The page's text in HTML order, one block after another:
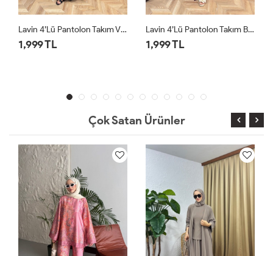
Lavin 4’lü Pantolon Takım Bordo
1,999 TL
Lavin 4’lü Pantolon Takım Siyah
1,999 TL
Çok Satan Ürünler